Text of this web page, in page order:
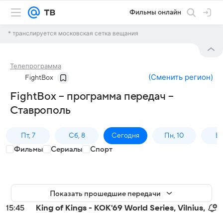
Фильмы онлайн
* транслируется московская сетка вещания
Телепрограмма
FightBox (Сменить регион)
FightBox – программа передач –
Ставрополь
Пт, 7 Сб, 8 Сегодня Пн, 10
Фильмы Сериалы Спорт
Показать прошедшие передачи
15:45
King of Kings - KOK'69 World Series, Vilnius,